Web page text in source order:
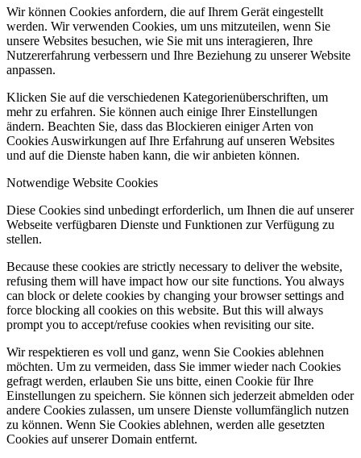
Wir können Cookies anfordern, die auf Ihrem Gerät eingestellt
werden. Wir verwenden Cookies, um uns mitzuteilen, wenn Sie
unsere Websites besuchen, wie Sie mit uns interagieren, Ihre
Nutzererfahrung verbessern und Ihre Beziehung zu unserer Website
anpassen.
Klicken Sie auf die verschiedenen Kategorienüberschriften, um
mehr zu erfahren. Sie können auch einige Ihrer Einstellungen
ändern. Beachten Sie, dass das Blockieren einiger Arten von
Cookies Auswirkungen auf Ihre Erfahrung auf unseren Websites
und auf die Dienste haben kann, die wir anbieten können.
Notwendige Website Cookies
Diese Cookies sind unbedingt erforderlich, um Ihnen die auf unserer
Webseite verfügbaren Dienste und Funktionen zur Verfügung zu
stellen.
Because these cookies are strictly necessary to deliver the website,
refusing them will have impact how our site functions. You always
can block or delete cookies by changing your browser settings and
force blocking all cookies on this website. But this will always
prompt you to accept/refuse cookies when revisiting our site.
Wir respektieren es voll und ganz, wenn Sie Cookies ablehnen
möchten. Um zu vermeiden, dass Sie immer wieder nach Cookies
gefragt werden, erlauben Sie uns bitte, einen Cookie für Ihre
Einstellungen zu speichern. Sie können sich jederzeit abmelden oder
andere Cookies zulassen, um unsere Dienste vollumfänglich nutzen
zu können. Wenn Sie Cookies ablehnen, werden alle gesetzten
Cookies auf unserer Domain entfernt.